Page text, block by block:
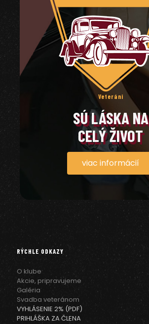
Veteráni
SÚ LÁSKA NA
CELÝ ŽIVOT
viac informácií
RÝCHLE ODKAZY
O klube
Akcie, pripravujeme
Galéria
Svadba veteránom
VYHLÁSENIE 2% (PDF)
PRIHLÁŠKA ZA ČLENA